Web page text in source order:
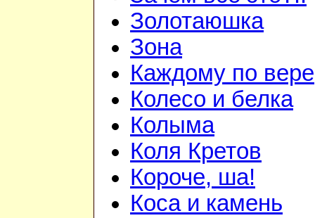
Золотаюшка
Зона
Каждому по вере
Колесо и белка
Колыма
Коля Кретов
Короче, ша!
Коса и камень